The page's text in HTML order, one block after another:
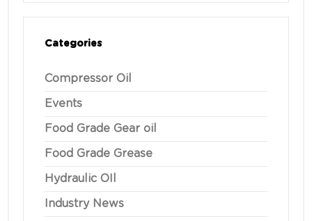
Categories
Compressor Oil
Events
Food Grade Gear oil
Food Grade Grease
Hydraulic OIl
Industry News